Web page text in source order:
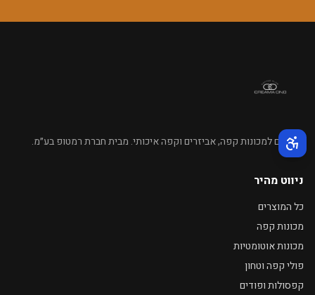
מומחים למכונות קפה, אביזרים וקפה איכותי. מבית חברת רמטופ בע״מ.
ניווט מהיר
כל המוצרים
מכונות קפה
מכונות אוטומטיות
פולי קפה וטחון
קפסולות ופודים
תפריט נגישות פעיל